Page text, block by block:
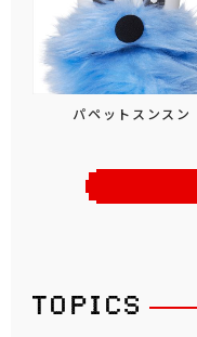
パペットスンスン